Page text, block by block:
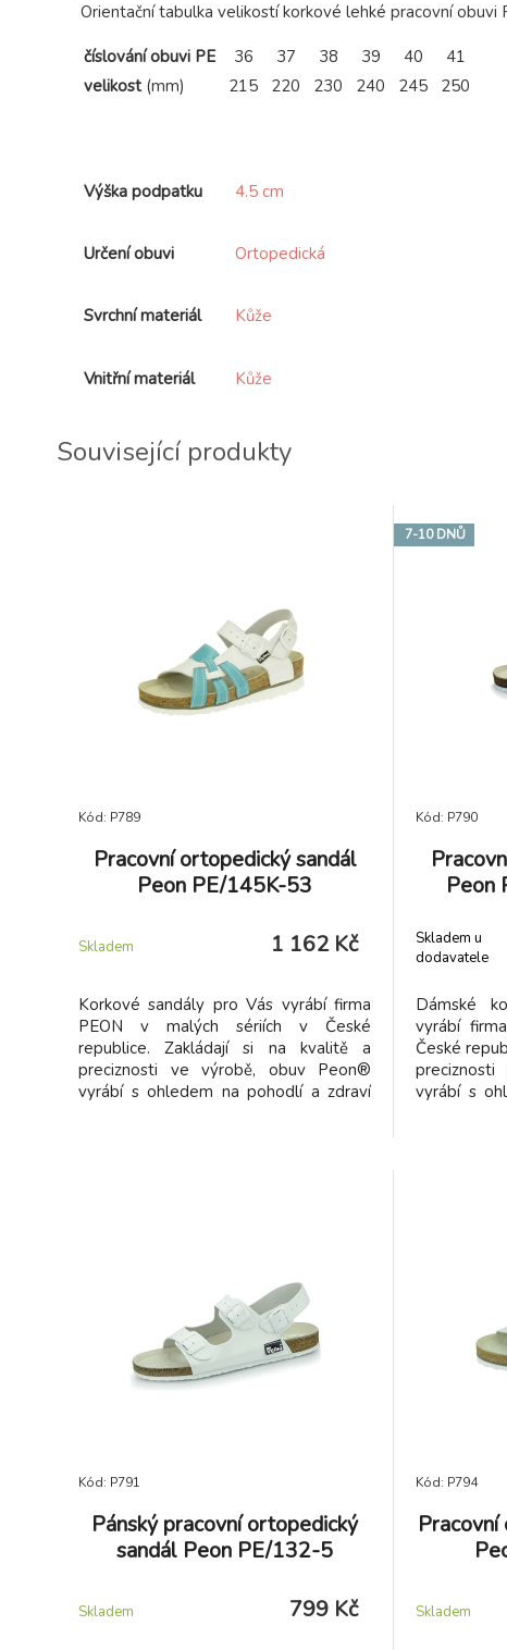
Orientační tabulka velikostí korkové lehké pracovní obuvi
číslování obuvi PE 36 37 38 39 40
41
velikost (mm) 215 220 230 240 245 250
Výška podpatku 4.5 cm
Určení obuvi Ortopedická
Svrchní materiál Kůže
Vnitřní materiál Kůže
Související produkty
Kód: P789
Pracovní ortopedický sandál
Peon PE/145K-53
Skladem 1 162 Kč
Korkové sandály pro Vás vyrábí firma
PEON v malých sériích v České
republice. Zakládají si na kvalitě a
preciznosti ve výrobě, obuv Peon®
vyrábí s ohledem na pohodlí a zdraví
tlumící otřesy a upínací pásek s
kovovou sponou umožňující nastavení
ideální šířky obuvi. Ortopedicky
tvarované stélka potažená přírodní kůží
a odlehčená podešev odolná proti
7-10 DNŮ
Kód: P790
Peon
Skladem u
dodavatele
Dámské
vyrábí
České
vyrábí s
Kód: P791
Pánský pracovní ortopedický
sandál Peon PE/132-5
Skladem 799 Kč
Kód: P794
Skladem